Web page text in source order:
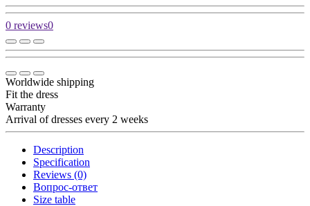
0 reviews0
Worldwide shipping
Fit the dress
Warranty
Arrival of dresses every 2 weeks
Description
Specification
Reviews (0)
Вопрос-ответ
Size table